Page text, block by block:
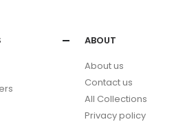
ABOUT
About us
Contact us
All Collections
Privacy policy